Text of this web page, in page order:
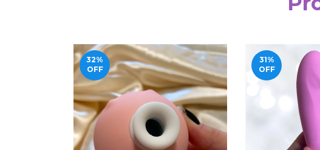
32%
OFF
31%
OFF